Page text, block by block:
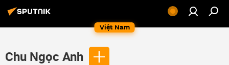
Việt Nam
Chu Ngọc Anh